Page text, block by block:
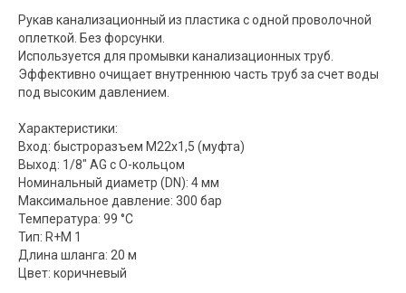
Рукав канализационный из пластика с одной проволочной
оплеткой. Без форсунки.
Используется для промывки канализационных труб.
Эффективно очищает внутреннюю часть труб за счет воды
под высоким давлением.
Характеристики:
Вход: быстроразъем М22х1,5 (муфта)
Выход: 1/8" AG c О-кольцом
Номинальный диаметр (DN): 4 мм
Максимальное давление: 300 бар
Температура: 99 °C
Тип: R+M 1
Длина шланга: 20 м
Цвет: коричневый